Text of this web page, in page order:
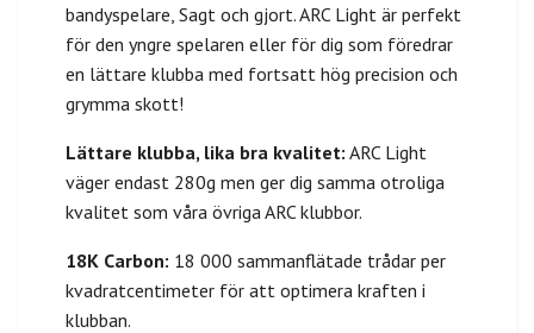
bandyspelare, Sagt och gjort. ARC Light är perfekt
för den yngre spelaren eller för dig som föredrar
en lättare klubba med fortsatt hög precision och
grymma skott!
Lättare klubba, lika bra kvalitet: ARC Light
väger endast 280g men ger dig samma otroliga
kvalitet som våra övriga ARC klubbor.
18K Carbon: 18 000 sammanflätade trådar per
kvadratcentimeter för att optimera kraften i
klubban.